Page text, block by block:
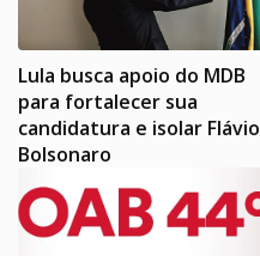
Lula busca apoio do MDB
para fortalecer sua
candidatura e isolar Flávio
Bolsonaro